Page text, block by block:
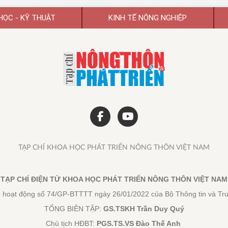
- KỸ THUẬT KINH TẾ NÔNG NGHIỆP
TẠP CHÍ KHOA HỌC PHÁT TRIỂN NÔNG THÔN VIỆT NAM
TẠP CHÍ ĐIỆN TỬ KHOA HỌC PHÁT TRIỂN NÔNG THÔN VIỆT NAM
hoạt động số 74/GP-BTTTT ngày 26/01/2022 của Bộ Thông tin và
TỔNG BIÊN TẬP: GS.TSKH Trần Duy Quý
Chủ tịch HĐBT: PGS.TS.VS Đào Thế Anh